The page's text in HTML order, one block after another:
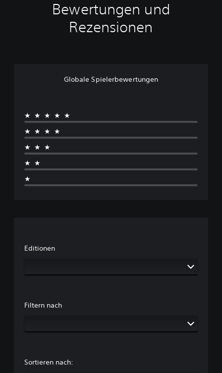
Bewertungen und
Rezensionen
Globale Spielerbewertungen
★★★★★
★★★★
★★★
★★
★
Editionen
Filtern nach
Sortieren nach: